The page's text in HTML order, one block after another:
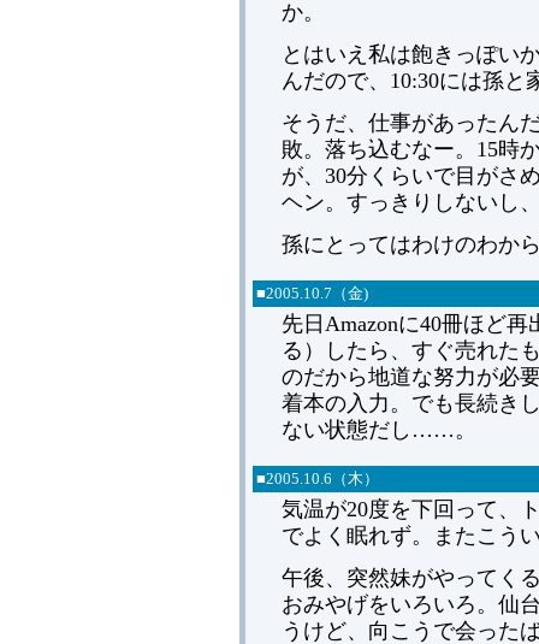
か。
とはいえ私は飽きっぽい
んだので、10:30には孫
そうだ、仕事があったん
敗。落ち込むなー。15時
が、30分くらいで目がさ
ヘン。すっきりしないし
孫にとってはわけのわか
■2005.10.7（金)
先日Amazonに40冊ほど
る）したら、すぐ売れた
のだから地道な努力が必
着本の入力。でも長続き
ない状態だし……。
■2005.10.6（木）
気温が20度を下回って、
でよく眠れず。またこう
午後、突然妹がやってく
おみやげをいろいろ。仙
うけど、向こうで会った